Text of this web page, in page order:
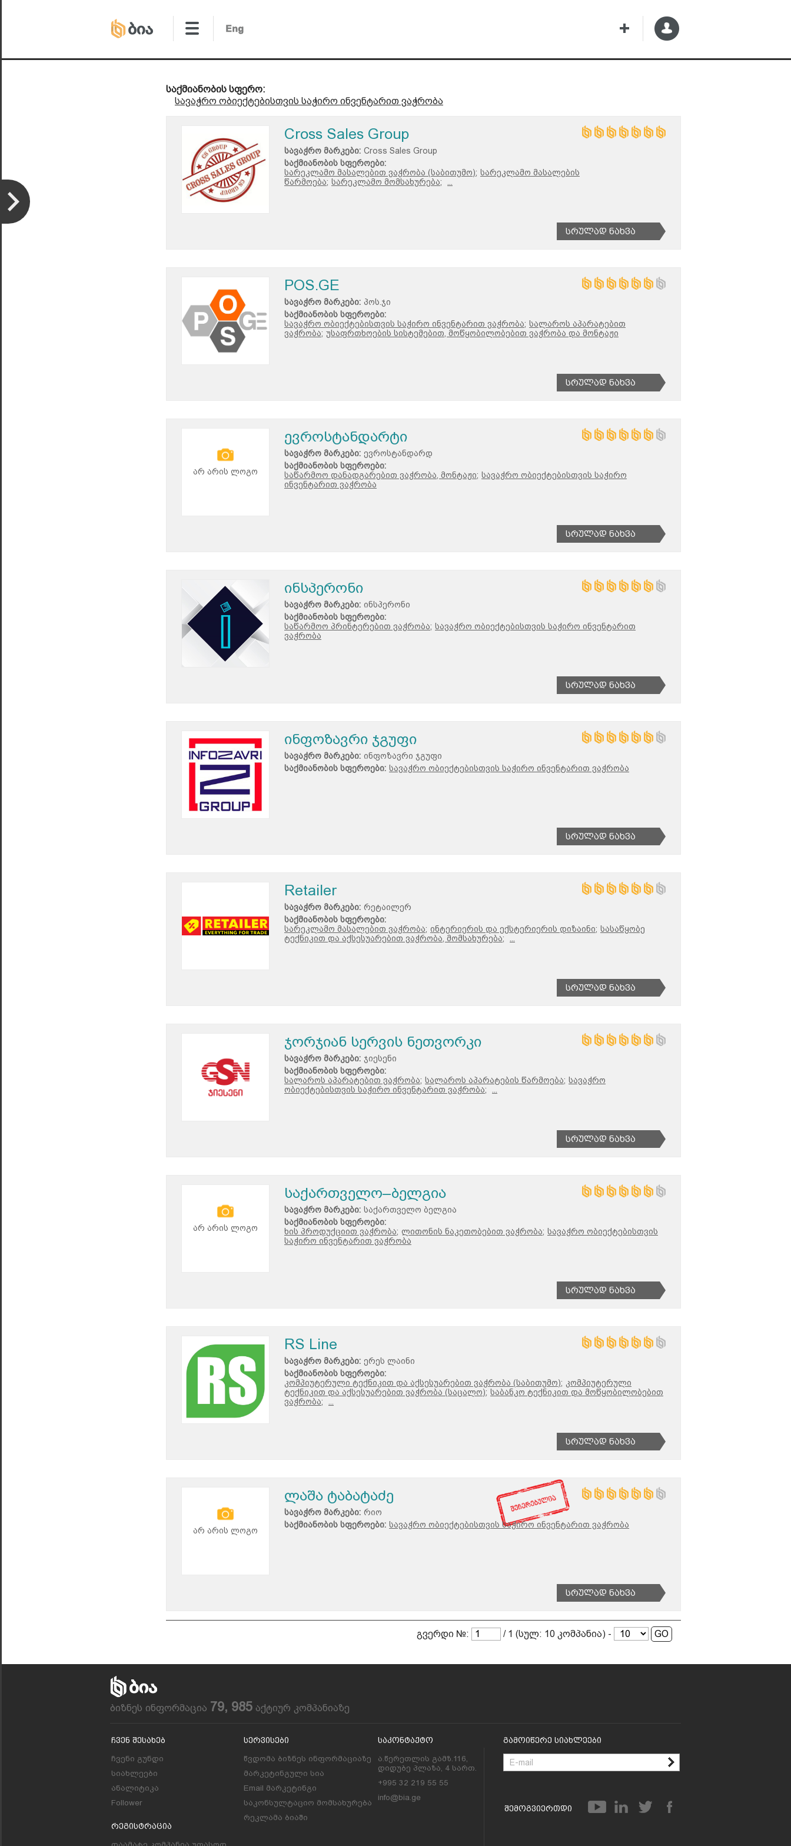
საქმიანობის სფერო:
სავაჭრო ობიექტებისთვის საჭირო ინვენტარით ვაჭრობა
Cross Sales Group
სავაჭრო მარკები: Cross Sales Group
საქმიანობის სფეროები:
სარეკლამო მასალებით ვაჭრობა (საბითუმო); სარეკლამო მასალების
წარმოება; სარეკლამო მომსახურება;
Სრულად Ნახვა
POS.GE
სავაჭრო მარკები: პოს.ჯი
საქმიანობის სფეროები:
სავაჭრო ობიექტებისთვის საჭირო ინვენტარით ვაჭრობა; სალაროს აპარატებით
ვაჭრობა; უსაფრთხოების სისტემებით, მოწყობილობებით ვაჭრობა და მონტაჟი
Სრულად Ნახვა
არ არის ლოგო
ევროსტანდარტი
სავაჭრო მარკები: ევროსტანდარდ
საქმიანობის სფეროები:
საწარმოო დანადგარებით ვაჭრობა, მონტაჟი; სავაჭრო ობიექტებისთვის საჭირო
ინვენტარით ვაჭრობა
Სრულად Ნახვა
ინსპერონი
სავაჭრო მარკები: ინსპერონი
საქმიანობის სფეროები:
საწარმოო პრინტერებით ვაჭრობა; სავაჭრო ობიექტებისთვის საჭირო ინვენტარით
ვაჭრობა
Სრულად Ნახვა
ინფოზავრი ჯგუფი
სავაჭრო მარკები: ინფოზავრი ჯგუფი
საქმიანობის სფეროები: სავაჭრო ობიექტებისთვის საჭირო ინვენტარით ვაჭრობა
Სრულად Ნახვა
Retailer
სავაჭრო მარკები: რეტაილერ
საქმიანობის სფეროები:
სარეკლამო მასალებით ვაჭრობა; ინტერიერის და ექსტერიერის დიზაინი; სასაწყობე
ტექნიკით და აქსესუარებით ვაჭრობა, მომსახურება;
Სრულად Ნახვა
ჯორჯიან სერვის ნეთვორკი
სავაჭრო მარკები: ჯიესენი
საქმიანობის სფეროები:
სალაროს აპარატებით ვაჭრობა; სალაროს აპარატების წარმოება; სავაჭრო
ობიექტებისთვის საჭირო ინვენტარით ვაჭრობა;
Სრულად Ნახვა
არ არის ლოგო
საქართველო–ბელგია
სავაჭრო მარკები: საქართველო ბელგია
საქმიანობის სფეროები:
ხის პროდუქციით ვაჭრობა; ლითონის ნაკეთობებით ვაჭრობა; სავაჭრო ობიექტებისთვის
საჭირო ინვენტარით ვაჭრობა
Სრულად Ნახვა
RS Line
სავაჭრო მარკები: ერეს ლაინი
საქმიანობის სფეროები:
კომპიუტერული ტექნიკით და აქსესუარებით ვაჭრობა (საბითუმო); კომპიუტერული
ტექნიკით და აქსესუარებით ვაჭრობა (საცალო); საბანკო ტექნიკით და მოწყობილობებით
ვაჭრობა;
Სრულად Ნახვა
არ არის ლოგო
ლაშა ტაბატაძე
სავაჭრო მარკები: რიო
საქმიანობის სფეროები: სავაჭრო ობიექტებისთვის საჭირო ინვენტარით ვაჭრობა
Სრულად Ნახვა
გვერდი №: / 1 (სულ: 10 კომპანია) -
ბიზნეს ინფორმაცია 79, 985 აქტიურ კომპანიაზე
Ჩვენ Შესახებ
ჩვენი გუნდი
სიახლეები
ანალიტიკა
Follower
Რეგისტრაცია
Სერვისები
წვდომა ბიზნეს ინფორმაციაზე
მარკეტინგული სია
Email მარკეტინგი
საკონსულტაციო მომსახურება
რეკლამა ბიაში
Საკონტაქტო
ა.წერეთლის გამზ.116,
დიდუბე პლაზა, 4 სართ.
+995 32 219 55 55
info@bia.ge
Გამოიწერე Სიახლეები
Შემოგვიერთდი